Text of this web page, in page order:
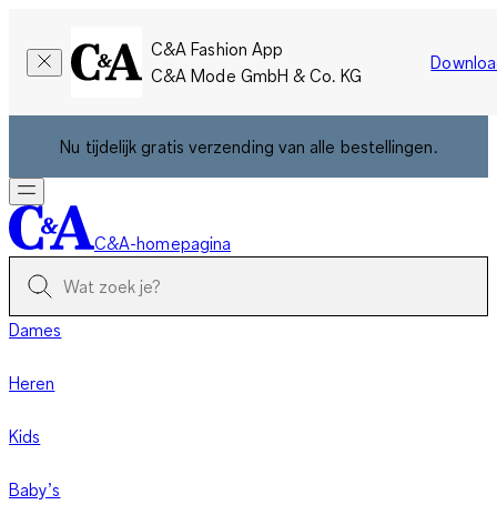
C&A Fashion App
C&A Mode GmbH & Co. KG
Nu tijdelijk gratis verzending van alle bestellingen.
C&A-homepagina
Dames
Heren
Kids
Baby’s